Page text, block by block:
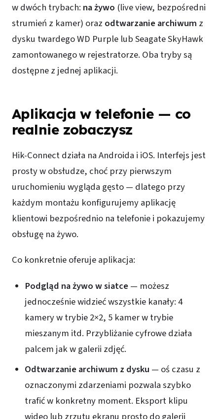
w dwóch trybach: na żywo (live view, bezpośredni
strumień z kamer) oraz odtwarzanie archiwum z
dysku twardego WD Purple lub Seagate SkyHawk
zamontowanego w rejestratorze. Oba tryby są
dostępne z jednej aplikacji.
Aplikacja w telefonie — co
realnie zobaczysz
Hik-Connect działa na Androida i iOS. Interfejs jest
prosty w obsłudze, choć przy pierwszym
uruchomieniu wygląda gęsto — dlatego przy
każdym montażu konfigurujemy aplikację
klientowi bezpośrednio na telefonie i pokazujemy
obsługę na żywo.
Co konkretnie oferuje aplikacja:
Podgląd na żywo w siatce— możesz
jednocześnie widzieć wszystkie kanały: 4
kamery w trybie 2×2, 5 kamer w trybie
mieszanym itd. Przybliżanie cyfrowe działa
palcem jak w galerii zdjęć.
Odtwarzanie archiwum z dysku — oś czasu z
oznaczonymi zdarzeniami pozwala szybko
trafić w konkretny moment. Eksport klipu